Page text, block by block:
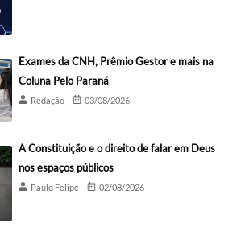
Exames da CNH, Prêmio Gestor e mais na
Coluna Pelo Paraná
Redação 03/08/2026
A Constituição e o direito de falar em Deus
nos espaços públicos
Paulo Felipe 02/08/2026